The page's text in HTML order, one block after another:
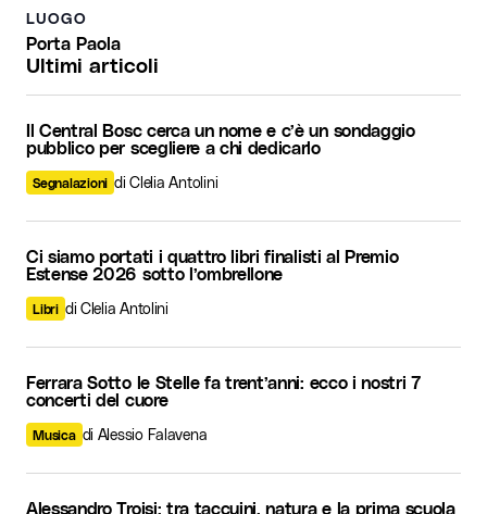
LUOGO
Porta Paola
Ultimi articoli
Il Central Bosc cerca un nome e c’è un sondaggio
pubblico per scegliere a chi dedicarlo
Segnalazioni di Clelia Antolini
Ci siamo portati i quattro libri finalisti al Premio
Estense 2026 sotto l’ombrellone
Libri di Clelia Antolini
Ferrara Sotto le Stelle fa trent’anni: ecco i nostri 7
concerti del cuore
Musica di Alessio Falavena
Alessandro Troisi: tra taccuini, natura e la prima scuola